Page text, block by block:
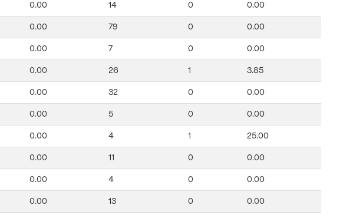
0.00 14 0 0.00
0.00 79 0 0.00
0.00 7 0 0.00
0.00 26 1 3.85
0.00 32 0 0.00
0.00 5 0 0.00
0.00 4 1 25.00
0.00 11 0 0.00
0.00 4 0 0.00
0.00 13 0 0.00